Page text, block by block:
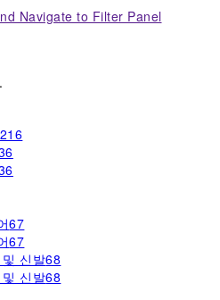
Navigate to Filter Panel
216
67
67
신발68
신발68